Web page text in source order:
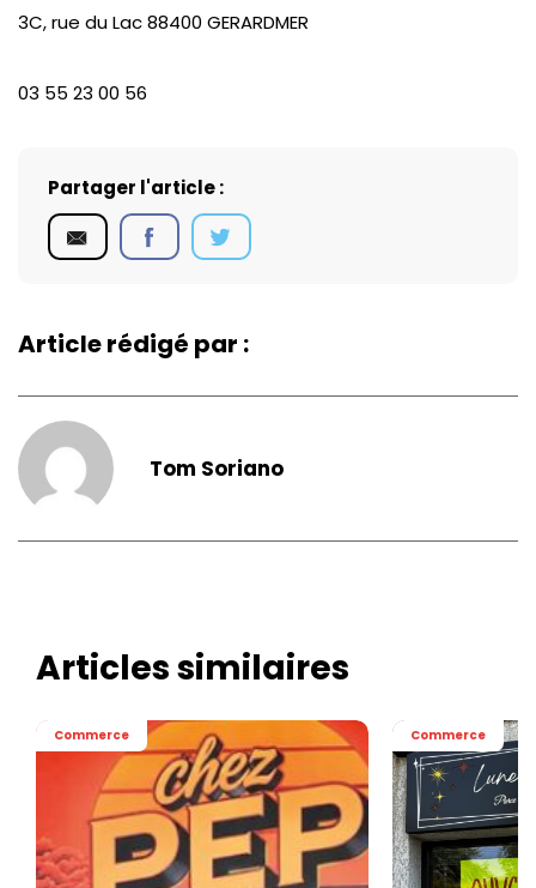
3C, rue du Lac 88400 GERARDMER
03 55 23 00 56
Partager l'article :
Article rédigé par :
Tom Soriano
Articles similaires
Commerce Commerce